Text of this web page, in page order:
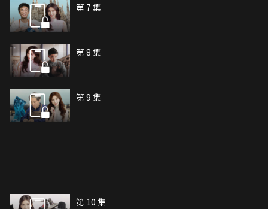
第 7 集
第 8 集
第 9 集
第 10 集